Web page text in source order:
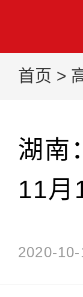
首页 >
湖南
11月
2020-10-